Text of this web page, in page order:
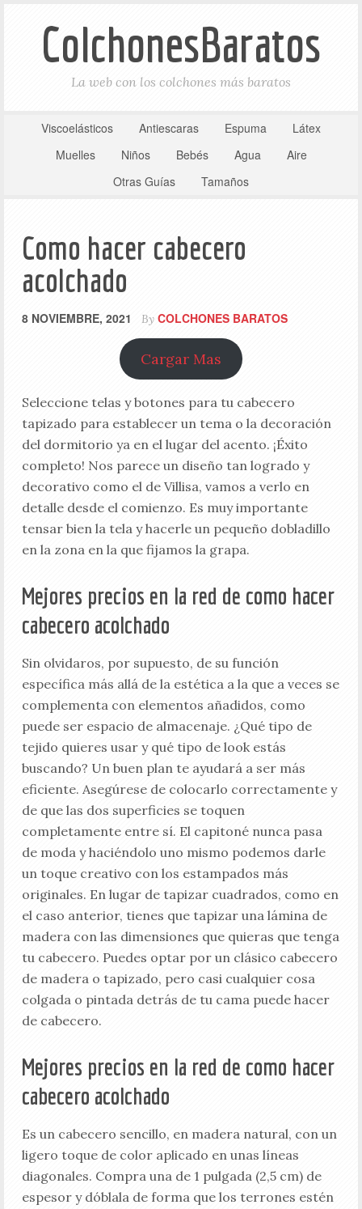
ColchonesBaratos
La web con los colchones más baratos
Viscoelásticos Antiescaras Espuma
Látex
Muelles
Niños Bebés Agua
Aire
Otras Guías
Tamaños
Como hacer cabecero
acolchado
8 NOVIEMBRE, 2021 By COLCHONES BARATOS
Cargar Mas
Seleccione telas y botones para tu cabecero
tapizado para establecer un tema o la decoración
del dormitorio ya en el lugar del acento. ¡Éxito
completo! Nos parece un diseño tan logrado y
decorativo como el de Villisa, vamos a verlo en
detalle desde el comienzo. Es muy importante
tensar bien la tela y hacerle un pequeño dobladillo
en la zona en la que fijamos la grapa.
Mejores precios en la red de como hacer
cabecero acolchado
Sin olvidaros, por supuesto, de su función
específica más allá de la estética a la que a veces se
complementa con elementos añadidos, como
puede ser espacio de almacenaje. ¿Qué tipo de
tejido quieres usar y qué tipo de look estás
buscando? Un buen plan te ayudará a ser más
eficiente. Asegúrese de colocarlo correctamente y
de que las dos superficies se toquen
completamente entre sí. El capitoné nunca pasa
de moda y haciéndolo uno mismo podemos darle
un toque creativo con los estampados más
originales. En lugar de tapizar cuadrados, como en
el caso anterior, tienes que tapizar una lámina de
madera con las dimensiones que quieras que tenga
tu cabecero. Puedes optar por un clásico cabecero
de madera o tapizado, pero casi cualquier cosa
colgada o pintada detrás de tu cama puede hacer
de cabecero.
Mejores precios en la red de como hacer
cabecero acolchado
Es un cabecero sencillo, en madera natural, con un
ligero toque de color aplicado en unas líneas
diagonales. Compra una de 1 pulgada (2,5 cm) de
espesor y dóblala de forma que los terrones estén